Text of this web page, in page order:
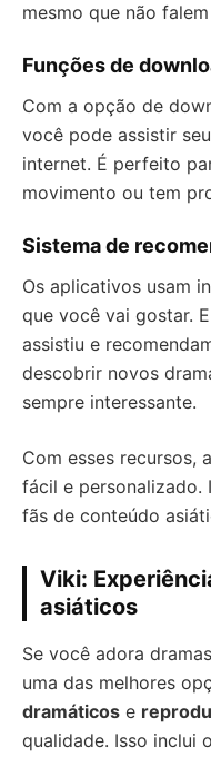
mesmo que não
Funções de
Com a opção de
você pode assistir
internet. É perfeito
movimento ou tem
Sistema de
Os aplicativos usam
que você vai gostar.
assistiu e
descobrir novos
sempre interessante.
Com esses recursos,
fácil e personalizado.
fãs de conteúdo
Viki:
asiáticos
Se você adora
uma das melhores
dramáticos e
qualidade. Isso inclui